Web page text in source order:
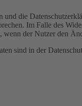
und die
Im Falle des
der Nutzer den
sind in der